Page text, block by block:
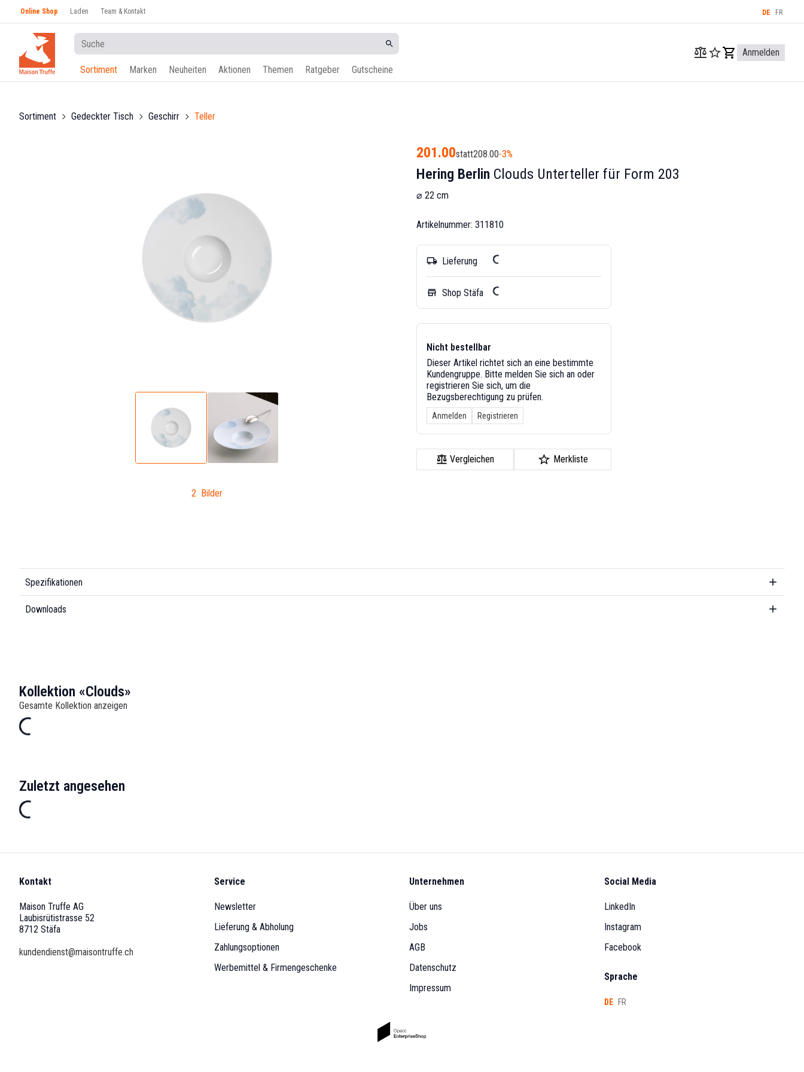
Online Shop Laden Team & Kontakt DE FR
Sortiment Marken Neuheiten Aktionen Themen Ratgeber Gutscheine
Anmelden
Sortiment Gedeckter Tisch Geschirr Teller
2 Bilder
statt208.00
201.00 -3%
Hering Berlin Clouds Unterteller für Form 203
⌀ 22 cm
Artikelnummer: 311810
local_shipping Lieferung
store Shop Stäfa
Nicht bestellbar
Dieser Artikel richtet sich an eine bestimmte
Kundengruppe. Bitte melden Sie sich an oder
registrieren Sie sich, um die
Bezugsberechtigung zu prüfen.
Anmelden Registrieren
Vergleichen Merkliste
Spezifikationen
Downloads
Kollektion «Clouds»
Gesamte Kollektion anzeigen
Zuletzt angesehen
Kontakt
Maison Truffe AG
Laubisrütistrasse 52
8712 Stäfa
kundendienst@maisontruffe.ch
Service
Newsletter
Lieferung & Abholung
Zahlungsoptionen
Werbemittel & Firmengeschenke
Unternehmen
Über uns
Jobs
AGB
Datenschutz
Impressum
Social Media
LinkedIn
Instagram
Facebook
Sprache
DE FR